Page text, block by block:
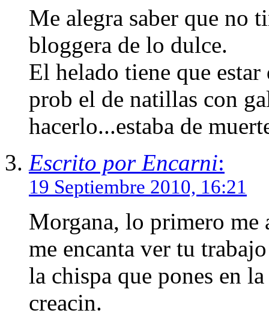
Me alegra saber que no
bloggera de lo dulce.
El helado tiene que estar
prob el de natillas con
hacerlo...estaba de
Escrito por Encarni:
19 Septiembre 2010, 16:21
Morgana, lo primero me
me encanta ver tu
la chispa que pones en
creacin.